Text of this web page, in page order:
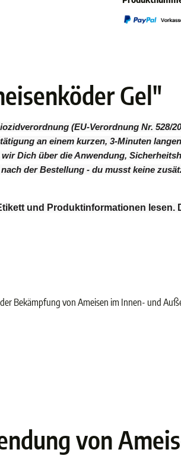
Gel"
(EU-Verordnung Nr.
an einem kurzen, 3-Minuten
Dich über die Anwendung,
der Bestellung - du musst keine
und Produktinformationen lesen.
Bekämpfung von Ameisen im Innen- und
von